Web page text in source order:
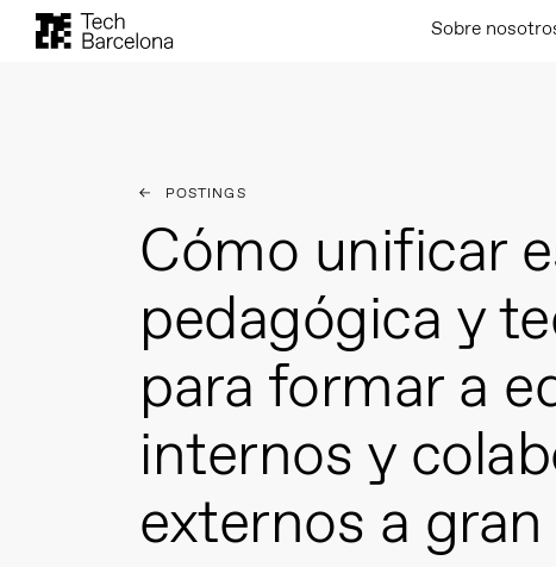
Sobre
POSTINGS
Cómo unificar
pedagógica y
para formar a
internos y
externos a